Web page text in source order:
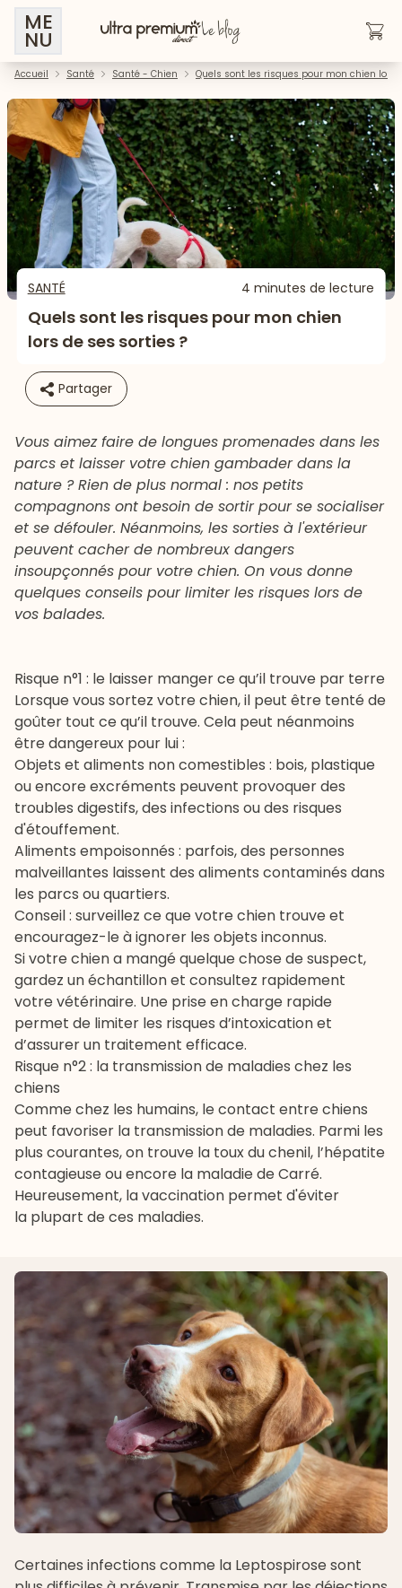
ME
NU
Accueil Santé Santé - Chien Quels sont les risques pour mon chien lors
SANTÉ 4 minutes de lecture
Quels sont les risques pour mon chien
lors de ses sorties ?
Partager
Vous aimez faire de longues promenades dans les
parcs et laisser votre chien gambader dans la
nature ? Rien de plus normal : nos petits
compagnons ont besoin de sortir pour se socialiser
et se défouler. Néanmoins, les sorties à l'extérieur
peuvent cacher de nombreux dangers
insoupçonnés pour votre chien. On vous donne
quelques conseils pour limiter les risques lors de
vos balades.
Risque n°1 : le laisser manger ce qu’il trouve par terre
Lorsque vous sortez votre chien, il peut être tenté de
goûter tout ce qu’il trouve. Cela peut néanmoins
être dangereux pour lui :
Objets et aliments non comestibles : bois, plastique
ou encore excréments peuvent provoquer des
troubles digestifs, des infections ou des risques
d'étouffement.
Aliments empoisonnés : parfois, des personnes
malveillantes laissent des aliments contaminés dans
les parcs ou quartiers.
Conseil : surveillez ce que votre chien trouve et
encouragez-le à ignorer les objets inconnus.
Si votre chien a mangé quelque chose de suspect,
gardez un échantillon et consultez rapidement
votre vétérinaire. Une prise en charge rapide
permet de limiter les risques d’intoxication et
d’assurer un traitement efficace.
Risque n°2 : la transmission de maladies chez les
chiens
Comme chez les humains, le contact entre chiens
peut favoriser la transmission de maladies. Parmi les
plus courantes, on trouve la toux du chenil, l’hépatite
contagieuse ou encore la maladie de Carré.
Heureusement, lavaccination permet d'éviter
la plupart de ces maladies.
Certaines infections comme la Leptospirose sont